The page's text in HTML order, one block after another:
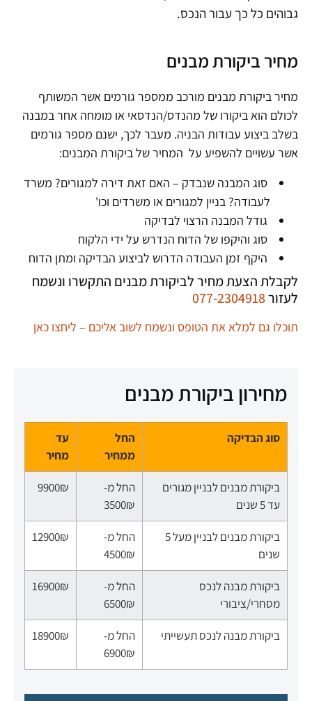
גבוהים כל כך עבור הנכס.
מחיר ביקורת מבנים
מחיר ביקורת מבנים מורכב ממספר גורמים אשר המשותף
לכולם הוא ביקורו של מהנדס/הנדסאי או מומחה אחר במבנה
בשלב ביצוע עבודות הבניה. מעבר לכך, ישנם מספר גורמים
אשר עשויים להשפיע על המחיר של ביקורת המבנים:
סוג המבנה שנבדק – האם זאת דירה למגורים? משרד
לעבודה? בניין למגורים או משרדים וכו'
גודל המבנה הרצוי לבדיקה
סוג והיקפו של הדוח הנדרש על ידי הלקוח
היקף זמן העבודה הדרוש לביצוע הבדיקה ומתן הדוח
לקבלת הצעת מחיר לביקורת מבנים התקשרו ונשמח
לעזור077-2304918
תוכלו גם למלא את הטופס ונשמח לשוב אליכם – ליחצו כאן
מחירון ביקורת מבנים
סוג הבדיקה
החל
ממחיר
מחיר
ביקורת מבנים לבניין מגורים
עד 5 שנים
החל מ-
3500₪
9900₪
ביקורת מבנים לבניין מעל 5
שנים
החל מ-
4500₪
12900₪
ביקורת מבנה לנכס
מסחרי/ציבורי
החל מ-
6500₪
16900₪
ביקורת מבנה לנכס תעשייתי
החל מ-
6900₪
18900₪